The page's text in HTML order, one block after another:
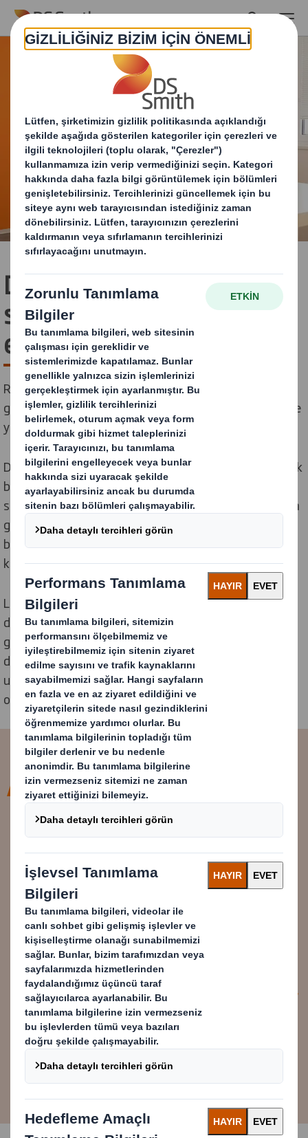
Skip to main content
Döngüsel Ekonomiyi
sağlamak için bir
ekosistem oluşturmak
Radikal düşünürlerden oluşan bir topluluğu bir araya
getiriyor ve ortaklık içinde çalışmanın devrim niteliğinde
yeni yollarını teşvik ediyoruz.
Döngüsel Ekonomiye geçiş bir gecede olmayacak ve tek
başına hareket eden herhangi bir kuruluş tarafından
sağlanmayacaktır. Daha önce hiç olmadığı gibi bir araya
gelmek için parlak beyinlere ihtiyaç duyacak. Kendimizi
bunu gerçekleştirebilecek bir topluluğun kalbine
koyuyoruz.
Lineerden Döngüsel Ekonomiye geçiş isteğe bağlı
değildir. Zaman ilerliyor ve değişimin daha hızlı
gerçekleşmesi için kendi işimizden, sektörümüzden,
devletimizden, topluluklarımızdan ve ötesinden
uzmanlardan oluşan dinamik ve çeşitli bir ekosistem
oluşturuyoruz.
DS Smith'te sorunlara çözüm
küratörüyüz. Sürekli olarak uzun
süredir devam eden
sürdürülebilirlik zorluklarını
çözmemize yardımcı olacak
ortaklar arıyor ve ilişkiler
kuruyoruz.
Alex Manisty
DS Smith'te Grup Stratejisi Direktörü